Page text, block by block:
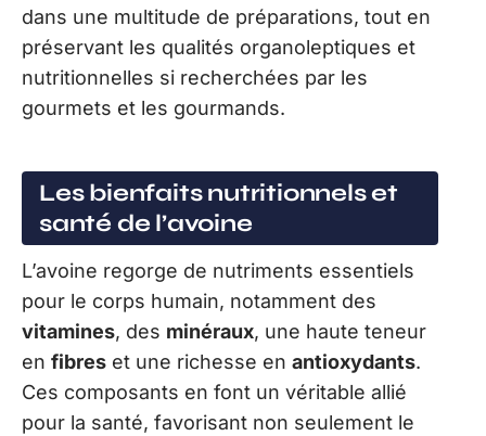
dans une multitude de préparations, tout en
préservant les qualités organoleptiques et
nutritionnelles si recherchées par les
gourmets et les gourmands.
Les bienfaits nutritionnels et
santé de l’avoine
L’avoine regorge de nutriments essentiels
pour le corps humain, notamment des
vitamines, des minéraux, une haute teneur
en fibres et une richesse en antioxydants.
Ces composants en font un véritable allié
pour la santé, favorisant non seulement le